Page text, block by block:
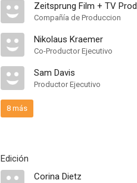
Zeitsprung Film + TV
Compañía de Produccion
Nikolaus Kraemer
Co-Productor Ejecutivo
Sam Davis
Productor Ejecutivo
8 más
Edición
Corina Dietz